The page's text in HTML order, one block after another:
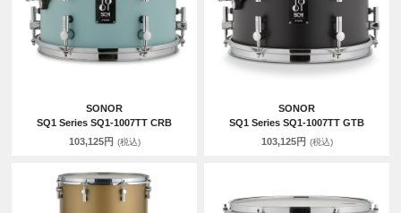
SONOR
SQ1 Series SQ1-1007TT CRB
103,125円 (税込)
SONOR
SQ1 Series SQ1-1007TT GTB
103,125円 (税込)